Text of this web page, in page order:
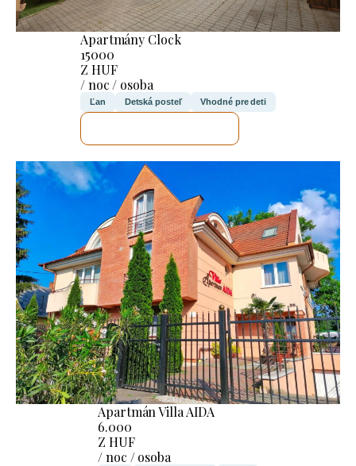
Apartmány Clock
15000
Z HUF
/ noc / osoba
Ľan Detská posteľ Vhodné pre deti
Apartmán Villa AIDA
6.000
Z HUF
/ noc / osoba